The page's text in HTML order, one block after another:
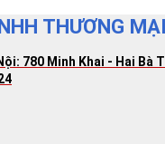
THƯƠNG
780 Minh Khai - Hai Bà